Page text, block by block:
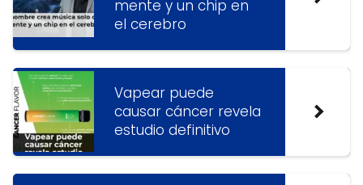
mente y un chip en
el cerebro
Vapear puede
causar cáncer revela
estudio definitivo